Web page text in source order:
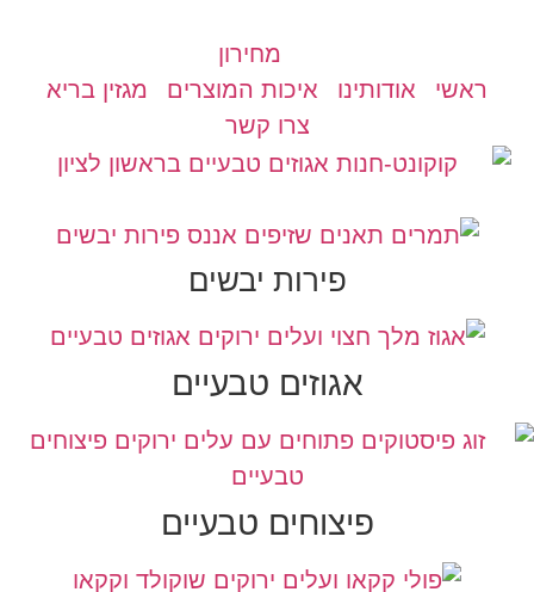
מחירון
ראשי
אודותינו איכות המוצרים
מגזין בריא
צרו קשר
פירות יבשים
אגוזים טבעיים
פיצוחים טבעיים